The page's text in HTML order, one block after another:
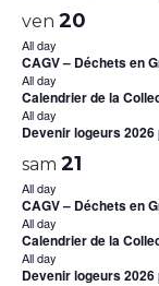
ven 20
All day
CAGV – Déchets en
All day
Calendrier de la
All day
Devenir logeurs 2026
sam 21
All day
CAGV – Déchets en
All day
Calendrier de la
All day
Devenir logeurs 2026